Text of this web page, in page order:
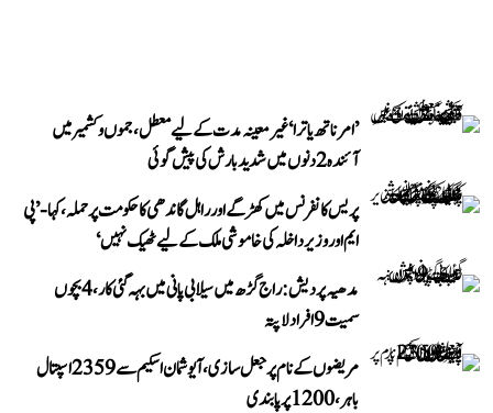
’امرناتھ یاترا‘ غیر معینہ مدت کے لیے معطل، جموں و کشمیر میں
آئندہ 2 دنوں میں شدید بارش کی پیش گوئی
پریس کانفرنس میں کھڑگے اور راہل گاندھی کا حکومت پر حملہ، کہا- ’پی
ایم اور وزیر داخلہ کی خاموشی ملک کے لیے ٹھیک نہیں‘
مدھیہ پردیش: راج گڑھ میں سیلابی پانی میں بہہ گئی کار، 4 بچوں
سمیت 9 افراد لاپتہ
مریضوں کے نام پر جعل سازی، آیوشمان اسکیم سے 2359 اسپتال
باہر، 1200 پر پابندی